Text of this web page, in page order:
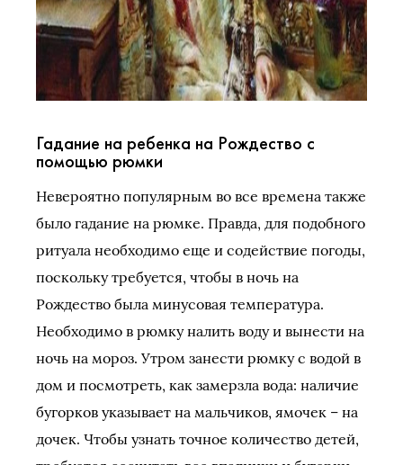
Гадание на ребенка на Рождество с
помощью рюмки
Невероятно популярным во все времена также
было гадание на рюмке. Правда, для подобного
ритуала необходимо еще и содействие погоды,
поскольку требуется, чтобы в ночь на
Рождество была минусовая температура.
Необходимо в рюмку налить воду и вынести на
ночь на мороз. Утром занести рюмку с водой в
дом и посмотреть, как замерзла вода: наличие
бугорков указывает на мальчиков, ямочек – на
дочек. Чтобы узнать точное количество детей,